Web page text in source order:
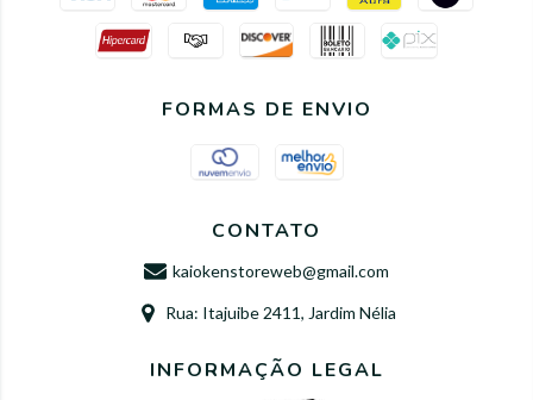
FORMAS DE ENVIO
CONTATO
kaiokenstoreweb@gmail.com
Rua: Itajuibe 2411, Jardim Nélia
INFORMAÇÃO LEGAL